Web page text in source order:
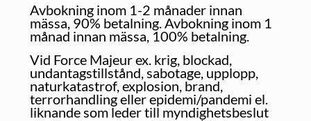
Avbokning inom 1-2 månader innan
mässa, 90% betalning. Avbokning inom 1
månad innan mässa, 100% betalning.
Vid Force Majeur ex. krig, blockad,
undantagstillstånd, sabotage, upplopp,
naturkatastrof, explosion, brand,
terrorhandling eller epidemi/pandemi el.
liknande som leder till myndighetsbeslut